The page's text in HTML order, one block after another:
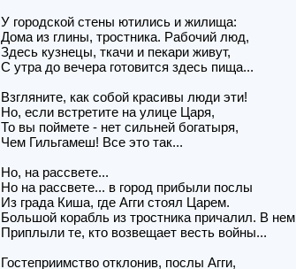
У городской стены ютились и жилища:
Дома из глины, тростника. Рабочий люд,
Здесь кузнецы, ткачи и пекари живут,
С утра до вечера готовится здесь пища...
Взгляните, как собой красивы люди эти!
Но, если встретите на улице Царя,
То вы поймете - нет сильней богатыря,
Чем Гильгамеш! Все это так...
Но, на рассвете...
Но на рассвете... в город прибыли послы
Из града Киша, где Агги стоял Царем.
Большой корабль из тростника причалил. В нем
Приплыли те, кто возвещает весть войны...
Гостеприимство отклонив, послы Агги,